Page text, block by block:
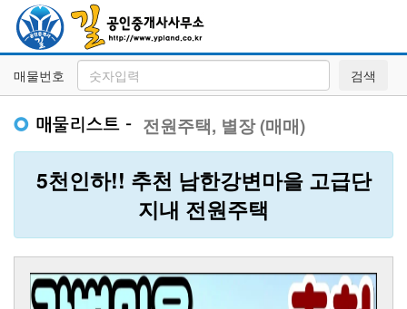
매물번호 검색
전원주택, 별장 (매매)
5천인하!! 추천 남한강변마을 고급단
지내 전원주택
Previous Next